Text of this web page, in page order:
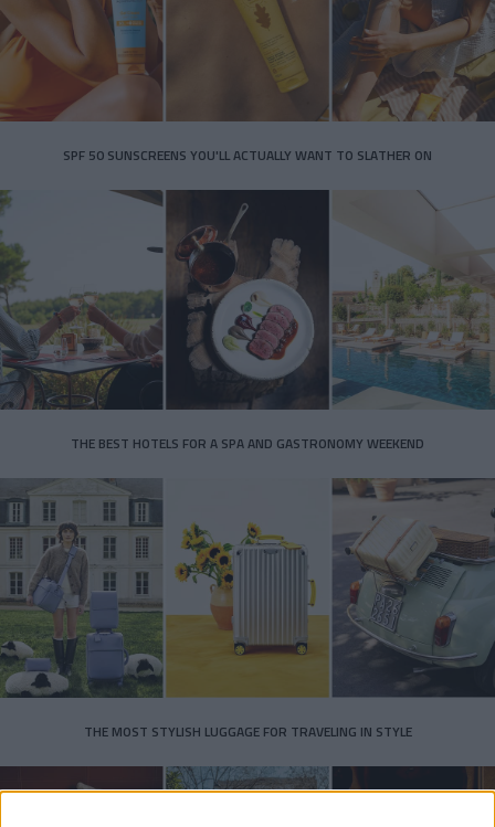
SPF 50 SUNSCREENS YOU'LL ACTUALLY WANT TO SLATHER ON
THE BEST HOTELS FOR A SPA AND GASTRONOMY WEEKEND
THE MOST STYLISH LUGGAGE FOR TRAVELING IN STYLE